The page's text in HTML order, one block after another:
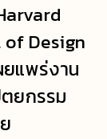
Design
ยแพร่งาน
ยกรรม